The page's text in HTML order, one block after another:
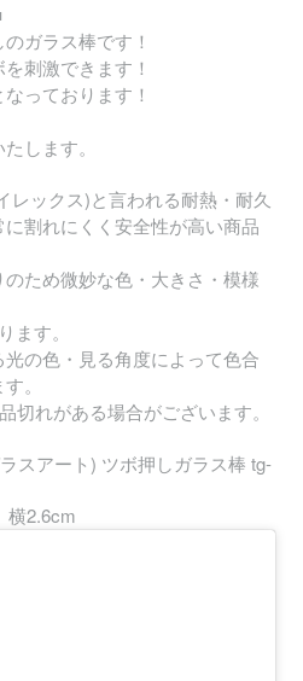
ガラス棒です！
刺激できます！
っております！
します。
レックス)と言われる耐熱・耐久
割れにくく安全性が高い商品
ため微妙な色・大きさ・模様
ます。
の色・見る角度によって色合
。
切れがある場合がございます。
スアート) ツボ押しガラス棒 tg-
2.6cm